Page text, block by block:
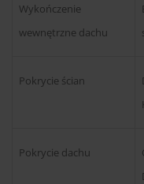
Wykończenie
wewnętrzne dachu
Pokrycie ścian
Pokrycie dachu